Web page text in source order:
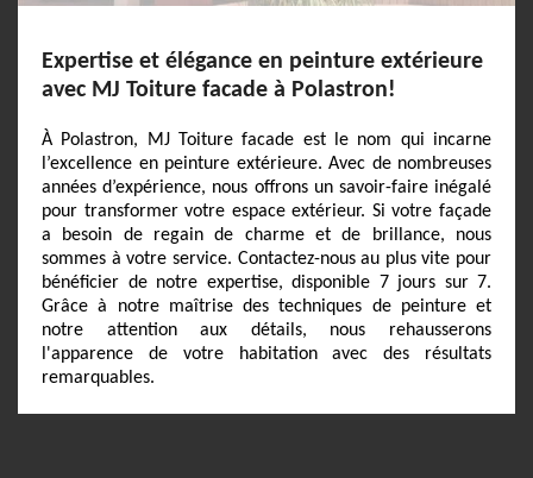
Expertise et élégance en peinture extérieure
avec MJ Toiture facade à Polastron!
À Polastron, MJ Toiture facade est le nom qui incarne
l’excellence en peinture extérieure. Avec de nombreuses
années d’expérience, nous offrons un savoir-faire inégalé
pour transformer votre espace extérieur. Si votre façade
a besoin de regain de charme et de brillance, nous
sommes à votre service. Contactez-nous au plus vite pour
bénéficier de notre expertise, disponible 7 jours sur 7.
Grâce à notre maîtrise des techniques de peinture et
notre attention aux détails, nous rehausserons
l'apparence de votre habitation avec des résultats
remarquables.